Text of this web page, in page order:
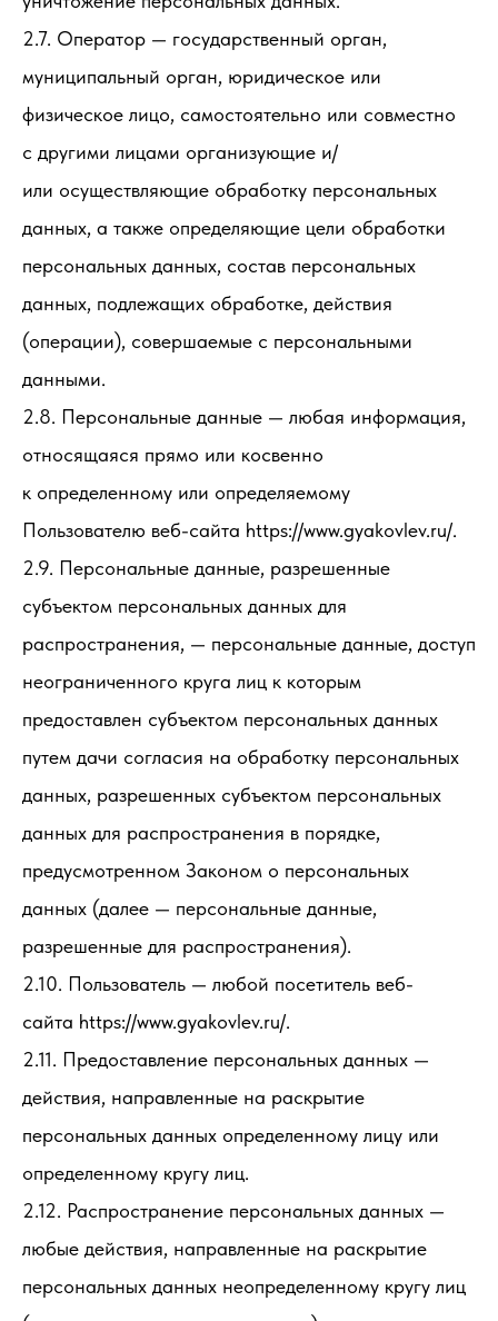
2.7. Оператор — государственный орган,
муниципальный орган, юридическое или
физическое лицо, самостоятельно или совместно
с другими лицами организующие и/
или осуществляющие обработку персональных
данных, а также определяющие цели обработки
персональных данных, состав персональных
данных, подлежащих обработке, действия
(операции), совершаемые с персональными
данными.
2.8. Персональные данные — любая информация,
относящаяся прямо или косвенно
к определенному или определяемому
Пользователю веб-сайта https://www.gyakovlev.ru/.
2.9. Персональные данные, разрешенные
субъектом персональных данных для
распространения, — персональные данные, доступ
неограниченного круга лиц к которым
предоставлен субъектом персональных данных
путем дачи согласия на обработку персональных
данных, разрешенных субъектом персональных
данных для распространения в порядке,
предусмотренном Законом о персональных
данных (далее — персональные данные,
разрешенные для распространения).
2.10. Пользователь — любой посетитель веб-
сайта https://www.gyakovlev.ru/.
2.11. Предоставление персональных данных —
действия, направленные на раскрытие
персональных данных определенному лицу или
определенному кругу лиц.
2.12. Распространение персональных данных —
любые действия, направленные на раскрытие
персональных данных неопределенному кругу лиц